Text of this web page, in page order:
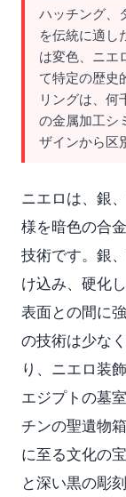
ハッチング、
を伝統に適し
は変色、ニエ
て特定の歴史
リングは、何
の金属加工シ
ザインから区
ニエロは、銀
様を暗色の合
技術です。銀
け込み、硬化
表面との間に
の技術は少な
り、ニエロ装
エジプトの墓
チンの聖遺物
に至る文化の
と深い黒の彫